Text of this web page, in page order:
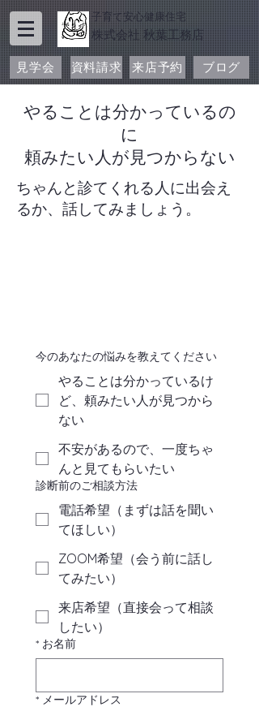
子育て安心健康住宅
​株式会社 秋葉工務店
見学会 資料請求 来店予約 ブログ
やることは分かっているの
に
​頼みたい人が見つからない
ちゃんと診てくれる人に出会え
るか、話してみましょう。
今のあなたの悩みを教えてください
やることは分かっているけ
ど、頼みたい人が見つから
ない
不安があるので、一度ちゃ
んと見てもらいたい
診断前のご相談方法
電話希望（まずは話を聞い
てほしい）
ZOOM希望（会う前に話し
てみたい）
来店希望（直接会って相談
したい）
* お名前
* メールアドレス